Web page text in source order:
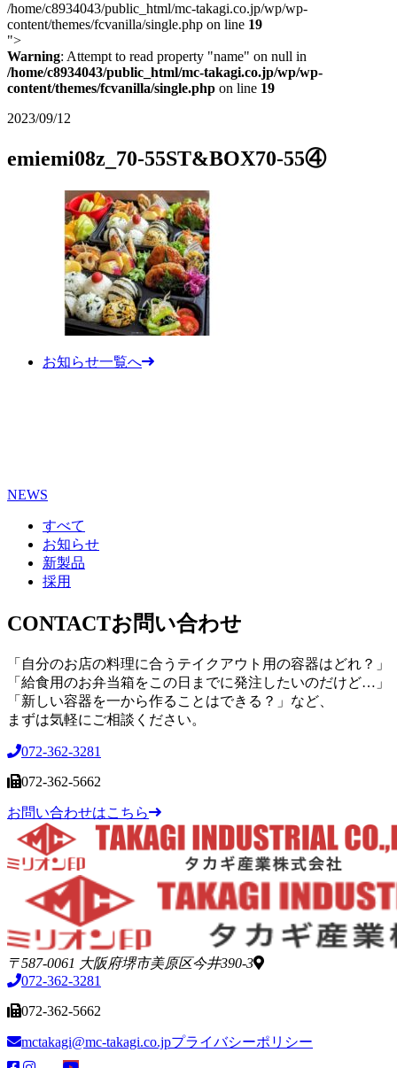
/home/c8934043/public_html/mc-takagi.co.jp/wp/wp-
content/themes/fcvanilla/single.php on line 19
">
Warning: Attempt to read property "name" on null in
/home/c8934043/public_html/mc-takagi.co.jp/wp/wp-
content/themes/fcvanilla/single.php on line 19
2023/09/12
emiemi08z_70-55ST&BOX70-55④
お知らせ一覧へ
NEWS
すべて
お知らせ
新製品
採用
CONTACTお問い合わせ
「自分のお店の料理に合うテイクアウト用の容器はどれ？」
「給食用のお弁当箱をこの日までに発注したいのだけど…」
「新しい容器を一から作ることはできる？」など、
まずは気軽にご相談ください。
072-362-3281
072-362-5662
お問い合わせはこちら
〒587-0061 大阪府堺市美原区今井390-3
072-362-3281
072-362-5662
mctakagi@mc-takagi.co.jpプライバシーポリシー